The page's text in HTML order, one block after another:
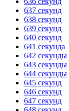
637 секунд
638 секунд
639 секунд
640 секунд
641 секунда
642 секунды
643 секунды
644 секунды
645 секунд
646 секунд
647 секунд